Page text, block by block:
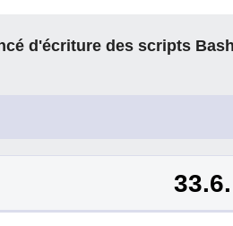
d'écriture des scripts